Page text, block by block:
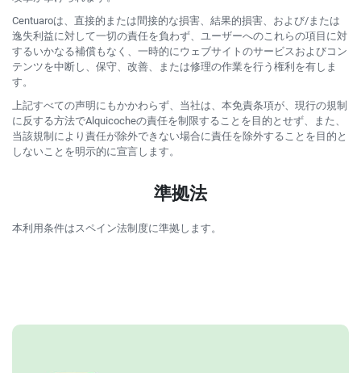
Centuaroは、直接的または間接的な損害、結果的損害、および/または
逸失利益に対して一切の責任を負わず、ユーザーへのこれらの項目に対
するいかなる補償もなく、一時的にウェブサイトのサービスおよびコン
テンツを中断し、保守、改善、または修理の作業を行う権利を有しま
す。
上記すべての声明にもかかわらず、当社は、本免責条項が、現行の規制
に反する方法でAlquicocheの責任を制限することを目的とせず、また、
当該規制により責任が除外できない場合に責任を除外することを目的と
しないことを明示的に宣言します。
準拠法
本利用条件はスペイン法制度に準拠します。